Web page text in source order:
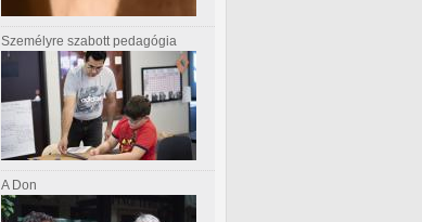
Személyre szabott pedagógia
A Don